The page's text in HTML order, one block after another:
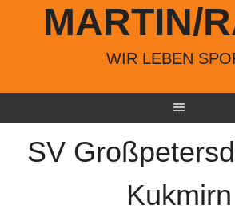
MARTIN/
WIR LEBEN
SV
Kukmirn